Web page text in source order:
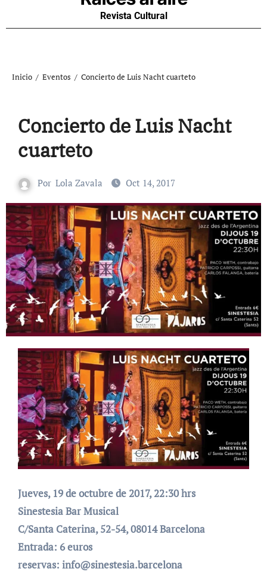
Revista Cultural
Inicio Eventos Concierto de Luis Nacht cuarteto
Concierto de Luis Nacht
cuarteto
Por Lola Zavala Oct 14, 2017
Jueves, 19 de octubre de 2017, 22:30 hrs
Sinestesia Bar Musical
C/Santa Caterina, 52-54, 08014 Barcelona
Entrada: 6 euros
reservas: info@sinestesia.barcelona